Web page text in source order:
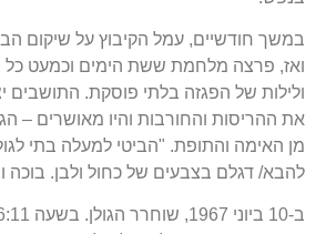
במשך חודשיים, עמל הקיבוץ על שיקום
ואז, פרצה מלחמת ששת הימים וכמעט כל
ולילות של הפגזה בלתי פוסקת. התושבים
את ההריסות והחורבות והיו מאושרים –
מן האימה והתופת. "הביטי למעלה בתי
להבא/ דגלם בצבעים של כחול ולבן. בוכה
ב-10 ביוני שוחרר הגולן. בשעה